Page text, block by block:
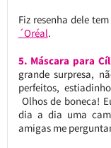
Fiz resenha dele
´Oréal.
5. Máscara para
grande surpresa,
perfeitos,
Olhos de boneca!
dia a dia uma
amigas me